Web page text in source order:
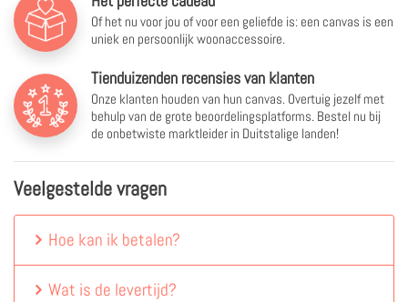
Of het nu voor jou of voor een geliefde is: een canvas is een
uniek en persoonlijk woonaccessoire.
Tienduizenden recensies van klanten
Onze klanten houden van hun canvas. Overtuig jezelf met
behulp van de grote beoordelingsplatforms. Bestel nu bij
de onbetwiste marktleider in Duitstalige landen!
Veelgestelde vragen
Hoe kan ik betalen?
Wat is de levertijd?